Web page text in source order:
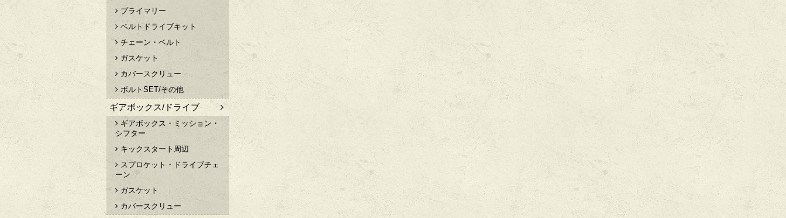
プライマリー
ベルトドライブキット
チェーン・ベルト
ガスケット
カバースクリュー
ボルトSET/その他
ギアボックス/ドライブ
ギアボックス・ミッション・
シフター
キックスタート周辺
スプロケット・ドライブチェ
ーン
ガスケット
カバースクリュー